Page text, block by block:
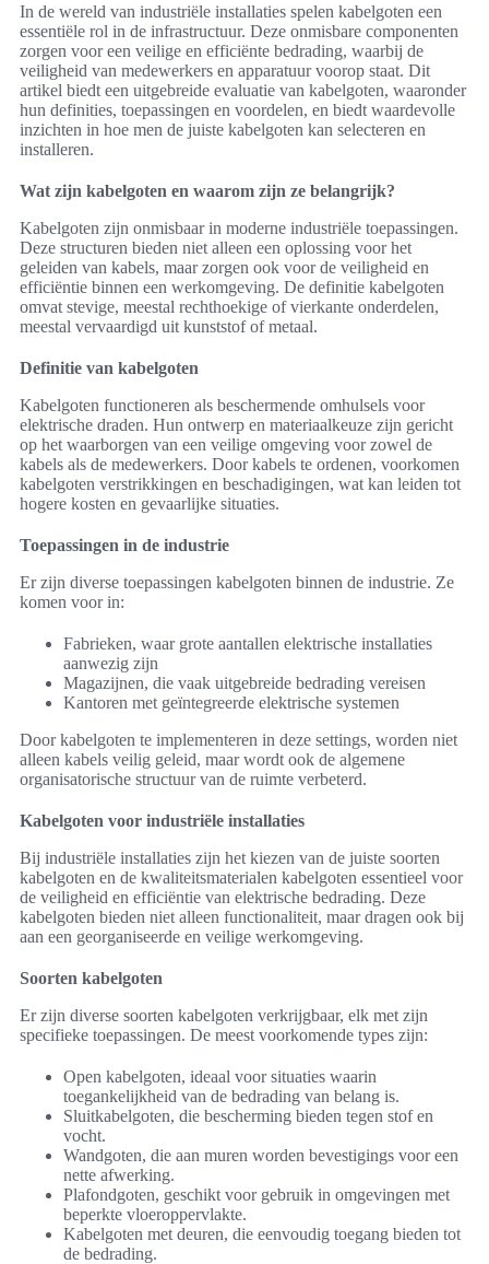
In de wereld van industriële installaties spelen kabelgoten een
essentiële rol in de infrastructuur. Deze onmisbare componenten
zorgen voor een veilige en efficiënte bedrading, waarbij de
veiligheid van medewerkers en apparatuur voorop staat. Dit
artikel biedt een uitgebreide evaluatie van kabelgoten, waaronder
hun definities, toepassingen en voordelen, en biedt waardevolle
inzichten in hoe men de juiste kabelgoten kan selecteren en
installeren.
Wat zijn kabelgoten en waarom zijn ze belangrijk?
Kabelgoten zijn onmisbaar in moderne industriële toepassingen.
Deze structuren bieden niet alleen een oplossing voor het
geleiden van kabels, maar zorgen ook voor de veiligheid en
efficiëntie binnen een werkomgeving. De definitie kabelgoten
omvat stevige, meestal rechthoekige of vierkante onderdelen,
meestal vervaardigd uit kunststof of metaal.
Definitie van kabelgoten
Kabelgoten functioneren als beschermende omhulsels voor
elektrische draden. Hun ontwerp en materiaalkeuze zijn gericht
op het waarborgen van een veilige omgeving voor zowel de
kabels als de medewerkers. Door kabels te ordenen, voorkomen
kabelgoten verstrikkingen en beschadigingen, wat kan leiden tot
hogere kosten en gevaarlijke situaties.
Toepassingen in de industrie
Er zijn diverse toepassingen kabelgoten binnen de industrie. Ze
komen voor in:
Fabrieken, waar grote aantallen elektrische installaties
aanwezig zijn
Magazijnen, die vaak uitgebreide bedrading vereisen
Kantoren met geïntegreerde elektrische systemen
Door kabelgoten te implementeren in deze settings, worden niet
alleen kabels veilig geleid, maar wordt ook de algemene
organisatorische structuur van de ruimte verbeterd.
Kabelgoten voor industriële installaties
Bij industriële installaties zijn het kiezen van de juiste soorten
kabelgoten en de kwaliteitsmaterialen kabelgoten essentieel voor
de veiligheid en efficiëntie van elektrische bedrading. Deze
kabelgoten bieden niet alleen functionaliteit, maar dragen ook bij
aan een georganiseerde en veilige werkomgeving.
Soorten kabelgoten
Er zijn diverse soorten kabelgoten verkrijgbaar, elk met zijn
specifieke toepassingen. De meest voorkomende types zijn:
Open kabelgoten, ideaal voor situaties waarin
toegankelijkheid van de bedrading van belang is.
Sluitkabelgoten, die bescherming bieden tegen stof en
vocht.
Wandgoten, die aan muren worden bevestigings voor een
nette afwerking.
Plafondgoten, geschikt voor gebruik in omgevingen met
beperkte vloeroppervlakte.
Kabelgoten met deuren, die eenvoudig toegang bieden tot
de bedrading.